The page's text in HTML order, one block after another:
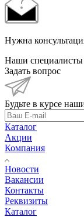
Нужна
Наши специалисты
Задать вопрос
Будьте в курсе
Каталог
Акции
Компания
Новости
Вакансии
Контакты
Реквизиты
Каталог